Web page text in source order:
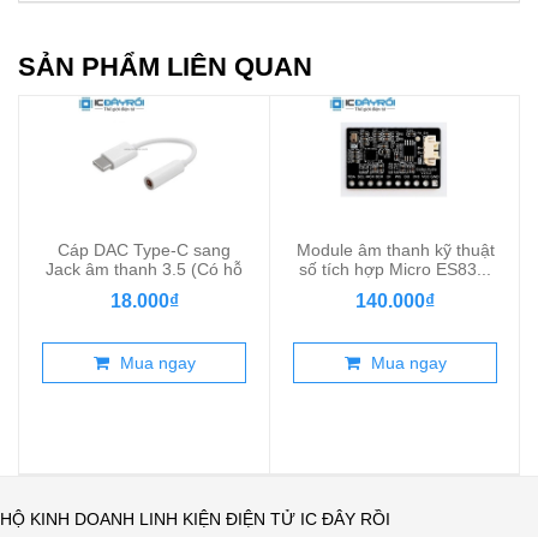
SẢN PHẨM LIÊN QUAN
Cáp DAC Type-C sang
Jack âm thanh 3.5 (Có hỗ
tr...
18.000₫
Mua ngay
Module âm thanh kỹ thuật
số tích hợp Micro ES83...
140.000₫
Mua ngay
HỘ KINH DOANH LINH KIỆN ĐIỆN TỬ IC ĐÂY RỒI